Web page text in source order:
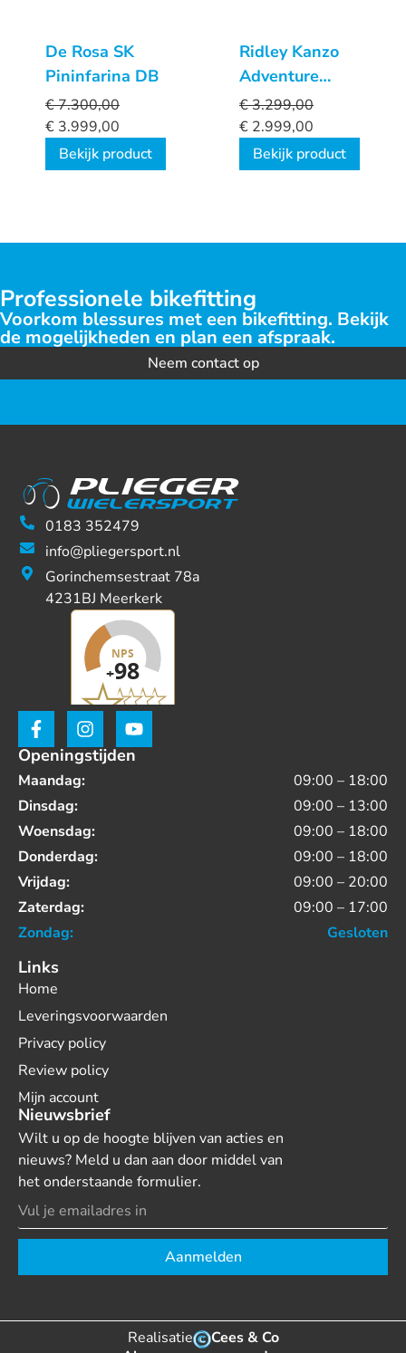
De Rosa SK
Pininfarina DB
€7.300,00
€ 3.999,00
Bekijk product
Ridley Kanzo
Adventure
GRX600
€3.299,00
€ 2.999,00
Bekijk product
Professionele bikefitting
Voorkom blessures met een bikefitting. Bekijk
de mogelijkheden en plan een afspraak.
Neem contact op
0183 352479
info@pliegersport.nl
Gorinchemsestraat 78a
4231BJ Meerkerk
Openingstijden
Maandag:
09:00 – 18:00
Dinsdag:
09:00 – 13:00
Woensdag:
09:00 – 18:00
Donderdag:
09:00 – 18:00
Vrijdag:
09:00 – 20:00
Zaterdag:
09:00 – 17:00
Zondag:
Gesloten
Links
Home
Leveringsvoorwaarden
Privacy policy
Review policy
Mijn account
Nieuwsbrief
Wilt u op de hoogte blijven van acties en
nieuws? Meld u dan aan door middel van
het onderstaande formulier.
Aanmelden
Realisatie
Cees & Co